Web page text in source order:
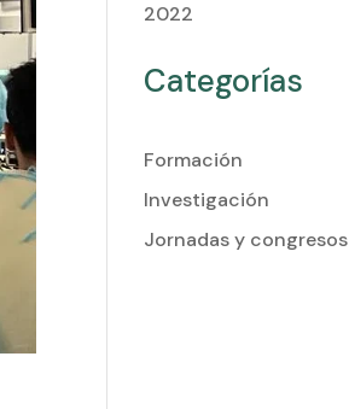
2022
Categorías
Formación
Investigación
Jornadas y congresos